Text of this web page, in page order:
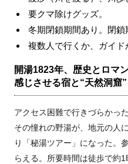
要クマ除けグッズ。
冬期閉鎖期間あり。閉鎖
複数人で行くか、ガイド
開湯1823年、歴史とロマ
感じさせる宿と“天然洞窟
アクセス困難で行きづらかっ
その憧れの野湯が、地元の人
り「秘湯ツアー」になった。
らえる。所要時間は徒歩で約